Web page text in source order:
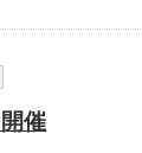
催